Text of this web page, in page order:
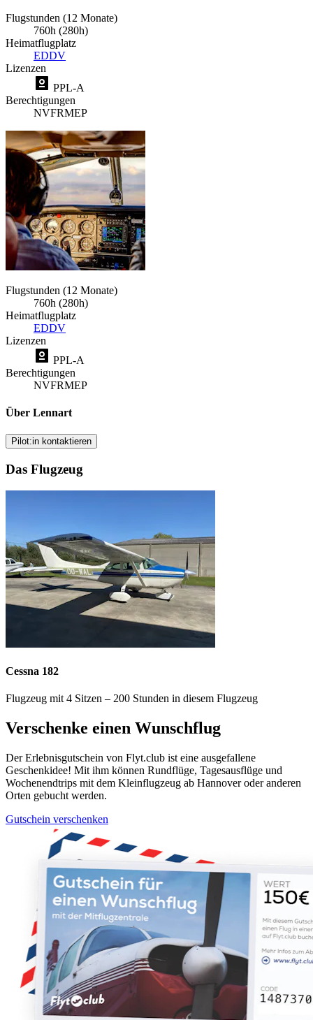
Flugstunden (12 Monate)
760h (280h)
Heimatflugplatz
EDDV
Lizenzen
PPL-A
Berechtigungen
NVFRMEP
Flugstunden (12 Monate)
760h (280h)
Heimatflugplatz
EDDV
Lizenzen
PPL-A
Berechtigungen
NVFRMEP
Über Lennart
Pilot:in kontaktieren
Das Flugzeug
Cessna 182
Flugzeug mit 4 Sitzen – 200 Stunden in diesem Flugzeug
Verschenke einen Wunschflug
Der Erlebnisgutschein von Flyt.club ist eine ausgefallene
Geschenkidee! Mit ihm können Rundflüge, Tagesausflüge und
Wochenendtrips mit dem Kleinflugzeug ab Hannover oder anderen
Orten gebucht werden.
Gutschein verschenken